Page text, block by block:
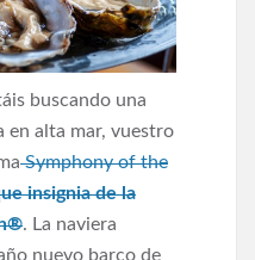
buscando una
en alta mar, vuestro
Symphony of the
insignia de la
. La naviera
nuevo barco de